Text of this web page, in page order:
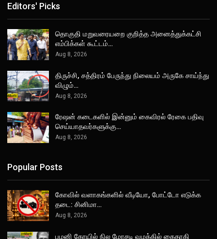
Editors' Picks
தொகுதி மறுவரையறை குறித்த அனைத்துக்கட்சி
எம்பிக்கள் கூட்டம்…
Aug 8, 2026
திருச்சி, சத்திரம் பேருந்து நிலையம் அருகே சாய்ந்து
விழும்…
Aug 8, 2026
ரேஷன் கடைகளில் இன்னும் கைவிரல் ரேகை பதிவு
செய்யாதவர்களுக்கு…
Aug 8, 2026
Popular Posts
கோவில் வளாகங்களில் வீடியோ, போட்டோ எடுக்க
தடை: சினிமா…
Aug 8, 2026
பழனி கோயில் நில மோசடி வழக்கில் கைதாகி